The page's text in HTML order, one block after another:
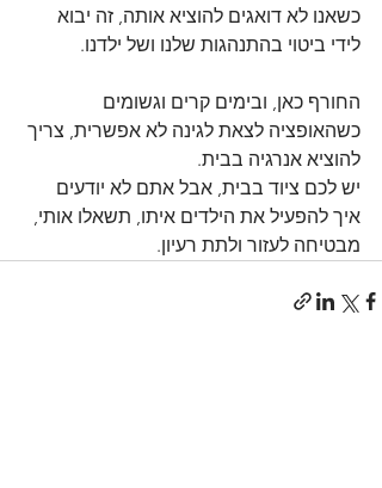
כשאנו לא דואגים להוציא אותה, זה יבוא
לידי ביטוי בהתנהגות שלנו ושל ילדנו.
החורף כאן, ובימים קרים וגשומים
כשהאופציה לצאת לגינה לא אפשרית, צריך
להוציא אנרגיה בבית.
יש לכם ציוד בבית, אבל אתם לא יודעים
איך להפעיל את הילדים איתו, תשאלו אותי,
מבטיחה לעזור ולתת רעיון.